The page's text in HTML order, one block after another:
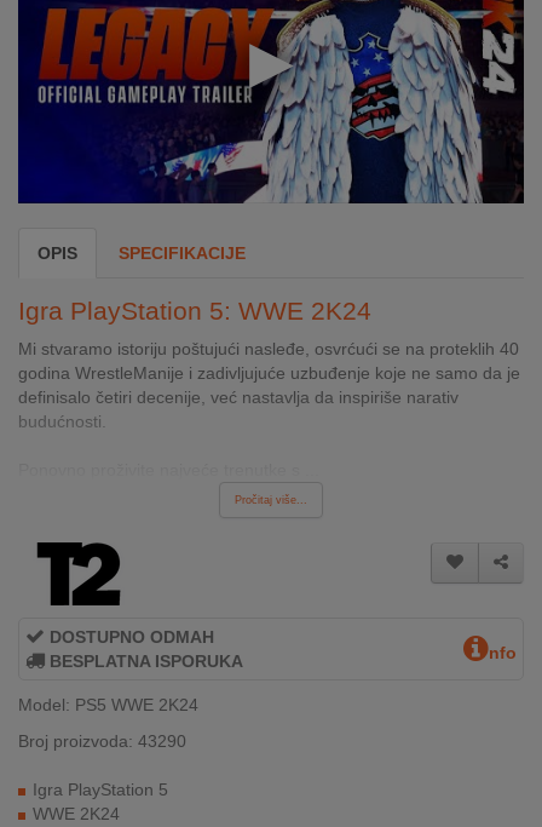
SECURITY
PC
MOJ
NALOG
AKCIJE
PONUDI
KONTAKT
KUPOVINA
RATE
I
SERVIS
OPIS SPECIFIKACIJE
Igra PlayStation 5: WWE 2K24
Mi stvaramo istoriju poštujući nasleđe, osvrćući se na proteklih 40
godina WrestleManije i zadivljujuće uzbuđenje koje ne samo da je
definisalo četiri decenije, već nastavlja da inspiriše narativ
budućnosti.
Pročitaj više...
DOSTUPNO ODMAH
BESPLATNA ISPORUKA
nfo
Model: PS5 WWE 2K24
Broj proizvoda: 43290
Igra PlayStation 5
WWE 2K24